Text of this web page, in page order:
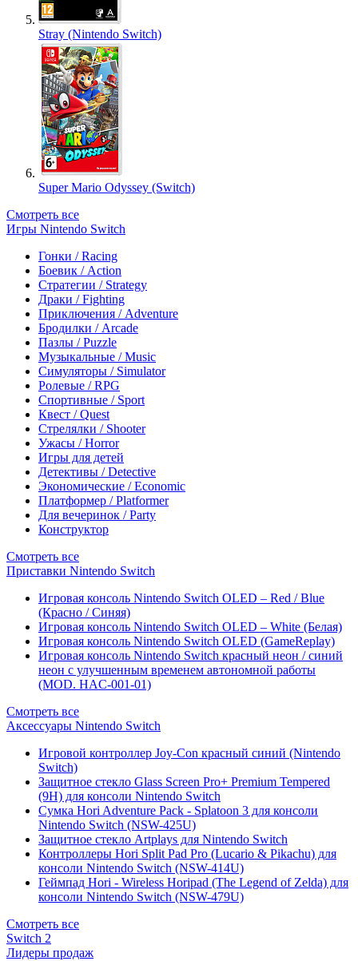
Stray (Nintendo Switch)
Super Mario Odyssey (Switch)
Смотреть все
Игры Nintendo Switch
Гонки / Racing
Боевик / Action
Стратегии / Strategy
Драки / Fighting
Приключения / Adventure
Бродилки / Arcade
Пазлы / Puzzle
Музыкальные / Music
Симуляторы / Simulator
Ролевые / RPG
Спортивные / Sport
Квест / Quest
Стрелялки / Shooter
Ужасы / Horror
Игры для детей
Детективы / Detective
Экономические / Economic
Платформер / Platformer
Для вечеринок / Party
Конструктор
Смотреть все
Приставки Nintendo Switch
Игровая консоль Nintendo Switch OLED – Red / Blue
(Красно / Синяя)
Игровая консоль Nintendo Switch OLED – White (Белая)
Игровая консоль Nintendo Switch OLED (GameReplay)
Игровая консоль Nintendo Switch красный неон / синий
неон с улучшенным временем автономной работы
(MOD. HAC-001-01)
Смотреть все
Аксессуары Nintendo Switch
Игровой контроллер Joy-Con красный синий (Nintendo
Switch)
Защитное стекло Glass Screen Pro+ Premium Tempered
(9H) для консоли Nintendo Switch
Сумка Hori Adventure Pack - Splatoon 3 для консоли
Nintendo Switch (NSW-425U)
Защитное стекло Artplays для Nintendo Switch
Контроллеры Hori Split Pad Pro (Lucario & Pikachu) для
консоли Nintendo Switch (NSW-414U)
Геймпад Hori - Wireless Horipad (The Legend of Zelda) для
консоли Nintendo Switch (NSW-479U)
Смотреть все
Switch 2
Лидеры продаж